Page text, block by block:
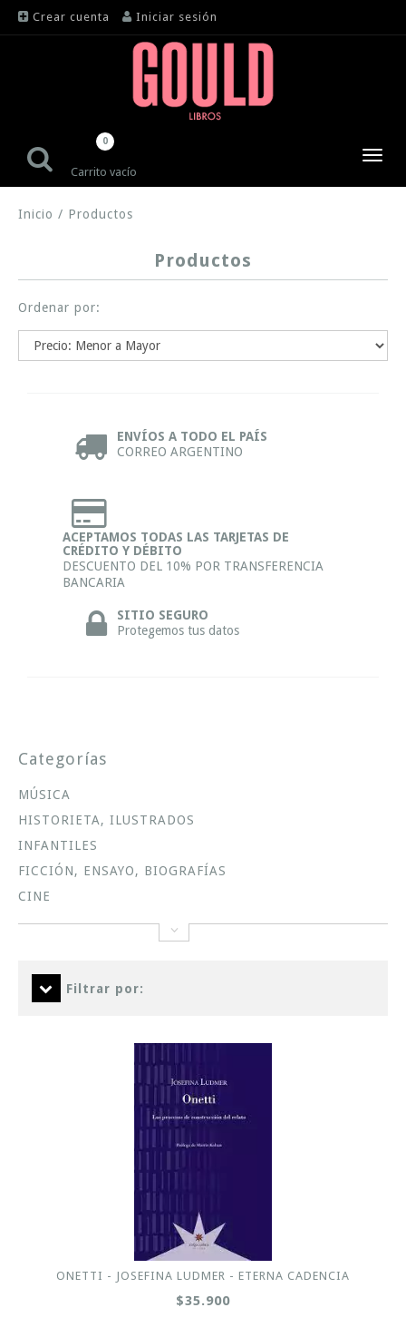
Crear cuenta Iniciar sesión
Carrito vacío
0
Inicio / Productos
Productos
Ordenar por:
ENVÍOS A TODO EL PAÍS
CORREO ARGENTINO
ACEPTAMOS TODAS LAS TARJETAS DE
CRÉDITO Y DÉBITO
DESCUENTO DEL 10% POR TRANSFERENCIA
BANCARIA
SITIO SEGURO
Protegemos tus datos
Categorías
MÚSICA
HISTORIETA, ILUSTRADOS
INFANTILES
FICCIÓN, ENSAYO, BIOGRAFÍAS
CINE
Filtrar por:
ONETTI - JOSEFINA LUDMER - ETERNA CADENCIA
$35.900